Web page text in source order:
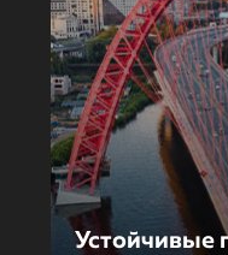
Устойчивые